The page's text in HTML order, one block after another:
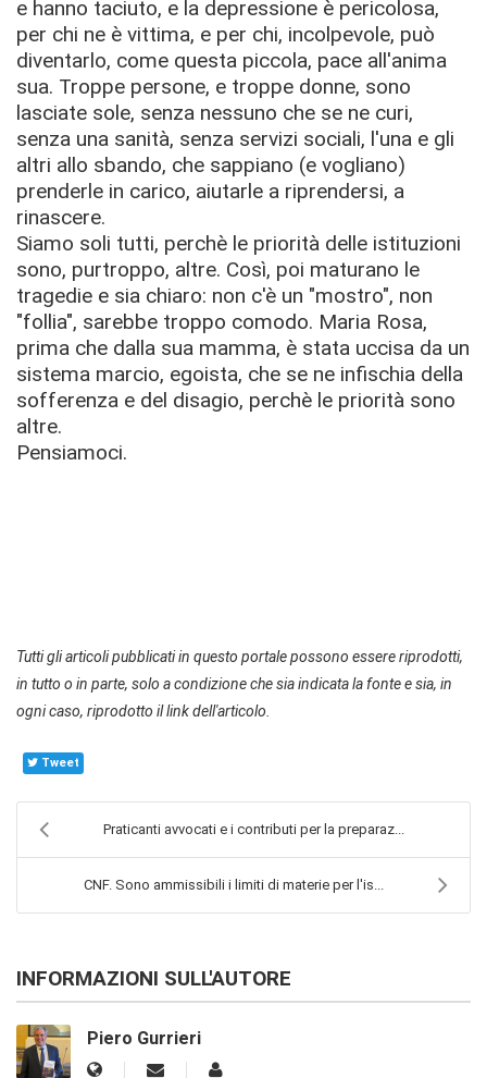
e hanno taciuto, e la depressione è pericolosa,
per chi ne è vittima, e per chi, incolpevole, può
diventarlo, come questa piccola, pace all'anima
sua. Troppe persone, e troppe donne, sono
lasciate sole, senza nessuno che se ne curi,
senza una sanità, senza servizi sociali, l'una e gli
altri allo sbando, che sappiano (e vogliano)
prenderle in carico, aiutarle a riprendersi, a
rinascere.
Siamo soli tutti, perchè le priorità delle istituzioni
sono, purtroppo, altre. Così, poi maturano le
tragedie e sia chiaro: non c'è un "mostro", non
"follia", sarebbe troppo comodo. Maria Rosa,
prima che dalla sua mamma, è stata uccisa da un
sistema marcio, egoista, che se ne infischia della
sofferenza e del disagio, perchè le priorità sono
altre.
Pensiamoci.
Tutti gli articoli pubblicati in questo portale possono essere riprodotti,
in tutto o in parte, solo a condizione che sia indicata la fonte e sia, in
ogni caso, riprodotto il link dell'articolo.
Tweet
Praticanti avvocati e i contributi per la preparaz...
CNF. Sono ammissibili i limiti di materie per l'is...
INFORMAZIONI SULL'AUTORE
Piero Gurrieri